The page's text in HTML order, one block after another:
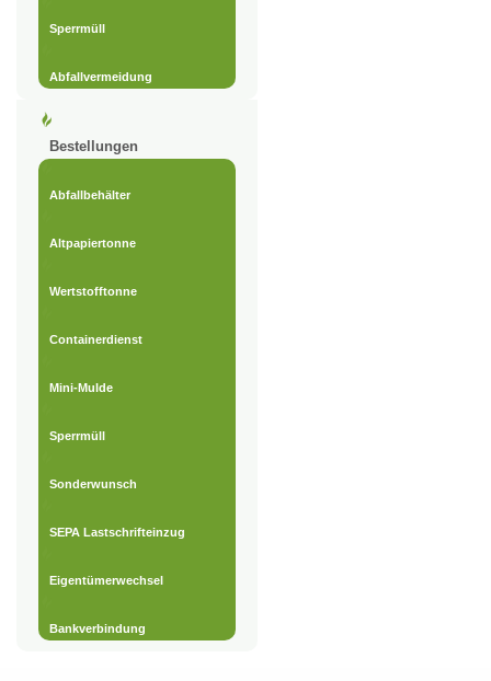
Sperrmüll
Abfallvermeidung
Bestellungen
Abfallbehälter
Altpapiertonne
Wertstofftonne
Containerdienst
Mini-Mulde
Sperrmüll
Sonderwunsch
SEPA Lastschrifteinzug
Eigentümerwechsel
Bankverbindung